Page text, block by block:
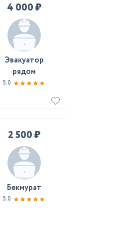
4 000 ₽
Эвакуатор
рядом
5.0
2 500 ₽
Бекмурат
5.0